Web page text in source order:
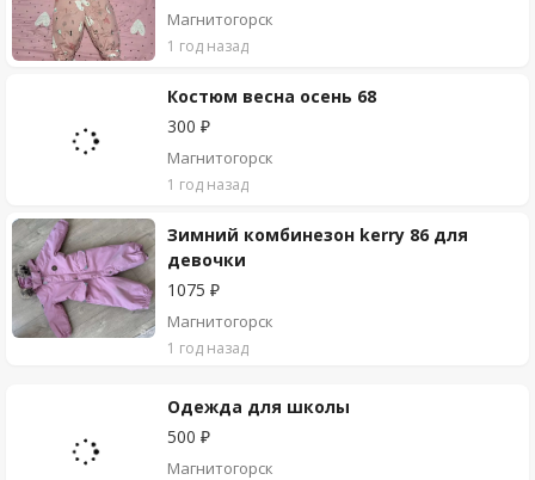
Магнитогорск
1 год назад
Костюм весна осень 68
300 ₽
Магнитогорск
1 год назад
Зимний комбинезон kerry 86 для
девочки
1075 ₽
Магнитогорск
1 год назад
Одежда для школы
500 ₽
Магнитогорск